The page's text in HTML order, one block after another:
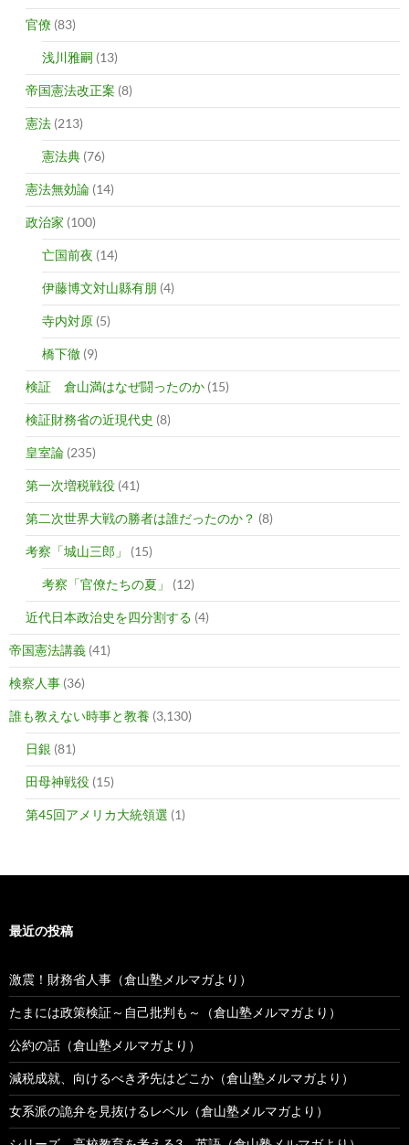
官僚 (83)
浅川雅嗣 (13)
帝国憲法改正案 (8)
憲法 (213)
憲法典 (76)
憲法無効論 (14)
政治家 (100)
亡国前夜 (14)
伊藤博文対山縣有朋 (4)
寺内対原 (5)
橋下徹 (9)
検証 倉山満はなぜ闘ったのか (15)
検証財務省の近現代史 (8)
皇室論 (235)
第一次増税戦役 (41)
第二次世界大戦の勝者は誰だったのか？ (8)
考察「城山三郎」 (15)
考察「官僚たちの夏」 (12)
近代日本政治史を四分割する (4)
帝国憲法講義 (41)
検察人事 (36)
誰も教えない時事と教養 (3,130)
日銀 (81)
田母神戦役 (15)
第45回アメリカ大統領選 (1)
最近の投稿
激震！財務省人事（倉山塾メルマガより）
たまには政策検証～自己批判も～（倉山塾メルマガより）
公約の話（倉山塾メルマガより）
減税成就、向けるべき矛先はどこか（倉山塾メルマガより）
女系派の詭弁を見抜けるレベル（倉山塾メルマガより）